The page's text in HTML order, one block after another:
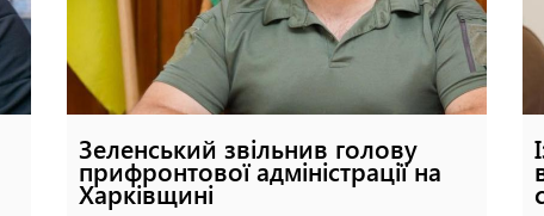
Зеленський звільнив голову
прифронтової адміністрації на
Харківщині